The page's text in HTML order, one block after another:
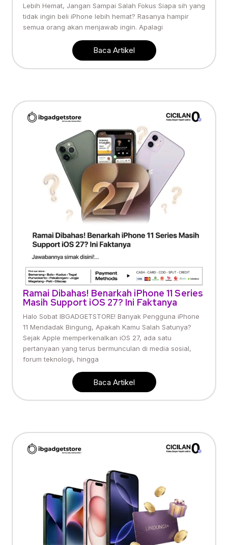
Lebih Hemat, Jangan Sampai Salah Fokus Siapa sih yang
tidak ingin beli iPhone lebih hemat? Rasanya hampir
semua orang akan menjawab ingin. Apalagi
Baca Artikel
Ramai Dibahas! Benarkah iPhone 11 Series
Masih Support iOS 27? Ini Faktanya
Halo Sobat IBGADGETSTORE! Banyak Pengguna iPhone
11 Mendadak Bingung, Apakah Kamu Salah Satunya?
Sejak Apple memperkenalkan iOS 27, ada satu
pertanyaan yang terus bermunculan di media sosial,
forum teknologi, hingga
Baca Artikel